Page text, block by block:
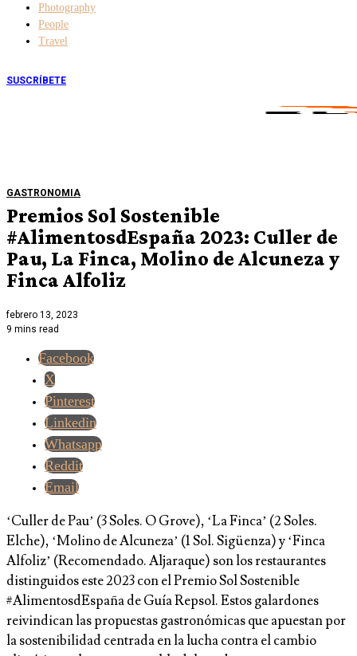
Photography
People
Travel
SUSCRÍBETE
GASTRONOMIA
Premios Sol Sostenible
#AlimentosdEspaña 2023: Culler de
Pau, La Finca, Molino de Alcuneza y
Finca Alfoliz
febrero 13, 2023
9 mins read
Facebook
X
Pinterest
Linkedin
Whatsapp
Reddit
Email
‘Culler de Pau’ (3 Soles. O Grove), ‘La Finca’ (2 Soles.
Elche), ‘Molino de Alcuneza’ (1 Sol. Sigüenza) y ‘Finca
Alfoliz’ (Recomendado. Aljaraque) son los restaurantes
distinguidos este 2023 con el Premio Sol Sostenible
#AlimentosdEspaña de Guía Repsol. Estos galardones
reivindican las propuestas gastronómicas que apuestan por
la sostenibilidad centrada en la lucha contra el cambio